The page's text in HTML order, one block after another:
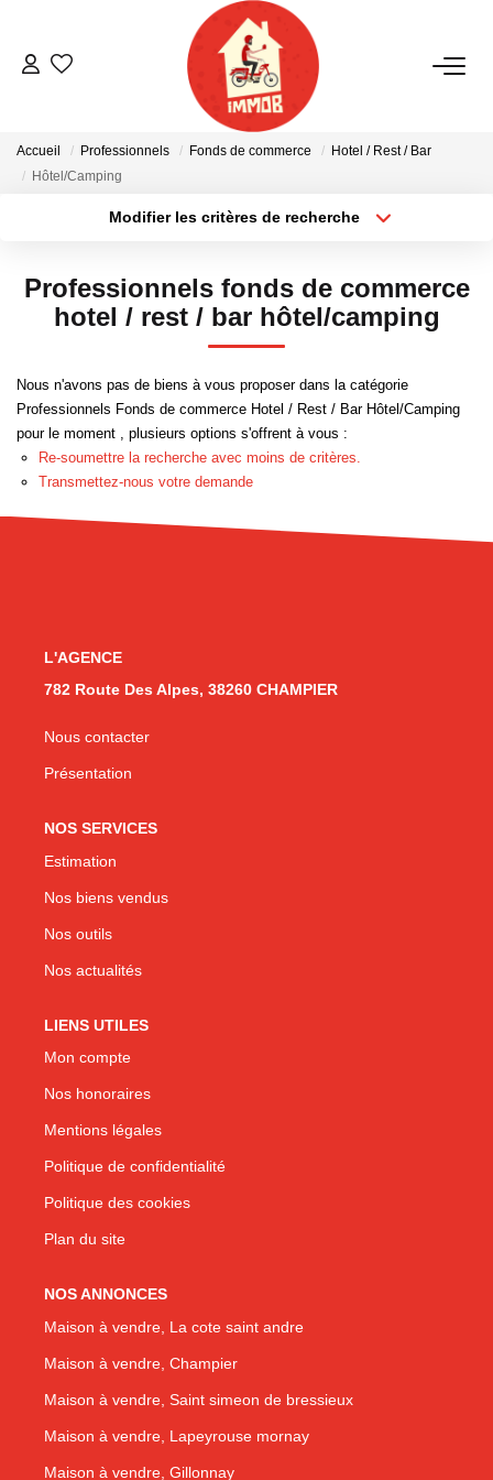
ACHETER
NOTRE AGENCE
Notre Équipe
Nous Rejoindre
Accueil Professionnels Fonds de commerce
Hotel / Rest / Bar
Hôtel/Camping
Modifier les critères de recherche
Surface min Budget max
Professionnels fonds de commerce
hotel / rest / bar hôtel/camping
Nous n'avons pas de biens à vous proposer dans la catégorie
Professionnels Fonds de commerce Hotel / Rest / Bar Hôtel/Camping
pour le moment , plusieurs options s'offrent à vous :
Re-soumettre la recherche avec moins de critères.
Transmettez-nous votre demande
L'AGENCE
782 Route Des Alpes, 38260 CHAMPIER
Nous contacter
Présentation
NOS SERVICES
Estimation
Nos biens vendus
Nos outils
Nos actualités
LIENS UTILES
Mon compte
Nos honoraires
Mentions légales
Politique de confidentialité
Politique des cookies
Plan du site
NOS ANNONCES
Maison à vendre, La cote saint andre
Maison à vendre, Champier
Maison à vendre, Saint simeon de bressieux
Maison à vendre, Lapeyrouse mornay
Maison à vendre, Gillonnay